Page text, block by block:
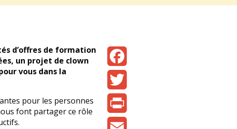
Facebook
Twitter
Print
d’offres de formation
un projet de clown
vous dans la
pour les personnes
font partager ce rôle